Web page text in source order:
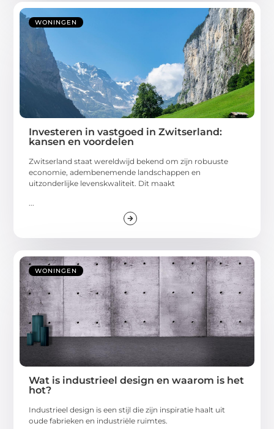
WONINGEN
Investeren in vastgoed in Zwitserland:
kansen en voordelen
Zwitserland staat wereldwijd bekend om zijn robuuste
economie, adembenemende landschappen en
uitzonderlijke levenskwaliteit. Dit maakt
...
WONINGEN
Wat is industrieel design en waarom is het
hot?
Industrieel design is een stijl die zijn inspiratie haalt uit
oude fabrieken en industriële ruimtes.